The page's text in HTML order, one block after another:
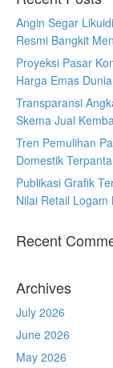
Angin Segar
Resmi Bangkit
Proyeksi Pasar
Harga Emas
Transparansi
Skema Jual
Tren Pemulihan
Domestik
Publikasi Grafik
Nilai Retail
Recent
Archives
July 2026
June 2026
May 2026